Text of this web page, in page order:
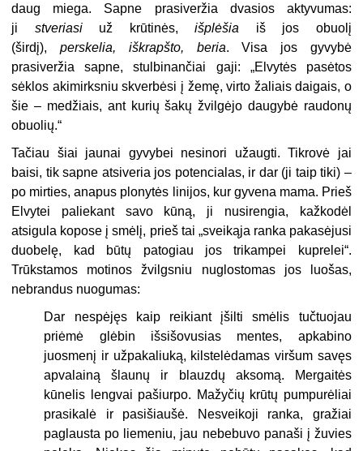
daug miega. Sapne prasiveržia dvasios aktyvumas:
ji stveriasiuž krūtinės,išplėšia iš jos obuolį
(širdį),perskelia, iškrapšto, beria. Visa jos gyvybė
prasiveržia sapne, stulbinančiai gaji: „Elvytės pasėtos
sėklos akimirksniu skverbėsi į žemę, virto žaliais daigais, o
šie – medžiais, ant kurių šakų žvilgėjo daugybė raudonų
obuolių.“
Tačiau šiai jaunai gyvybei nesinori užaugti. Tikrovė jai
baisi, tik sapne atsiveria jos potencialas, ir dar (ji taip tiki) –
po mirties, anapus plonytės linijos, kur gyvena mama. Prieš
Elvytei paliekant savo kūną, ji nusirengia, kažkodėl
atsigula kopose į smėlį, prieš tai „sveikąja ranka pakasėjusi
duobelę, kad būtų patogiau jos trikampei kuprelei“.
Trūkstamos motinos žvilgsniu nuglostomas jos luošas,
nebrandus nuogumas:
Dar nespėjęs kaip reikiant įšilti smėlis tučtuojau
priėmė glėbin išsišovusias mentes, apkabino
juosmenį ir užpakaliuką, kilstelėdamas viršum savęs
apvalainą šlaunų ir blauzdų aksomą. Mergaitės
kūnelis lengvai pašiurpo. Mažyčių krūtų pumpurėliai
prasikalė ir pasišiaušė. Nesveikoji ranka, gražiai
paglausta po liemeniu, jau nebebuvo panaši į žuvies